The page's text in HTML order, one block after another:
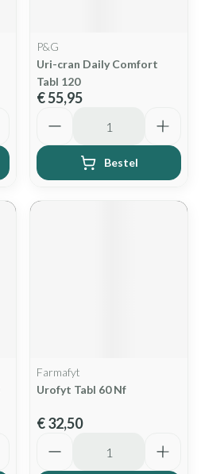
P&G
Uri-cran Daily Comfort
Tabl 120
€ 55,95
Bestel
Farmafyt
Urofyt Tabl 60 Nf
€ 32,50